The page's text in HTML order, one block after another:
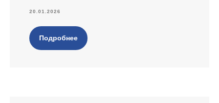
20.01.2026
Подробнее